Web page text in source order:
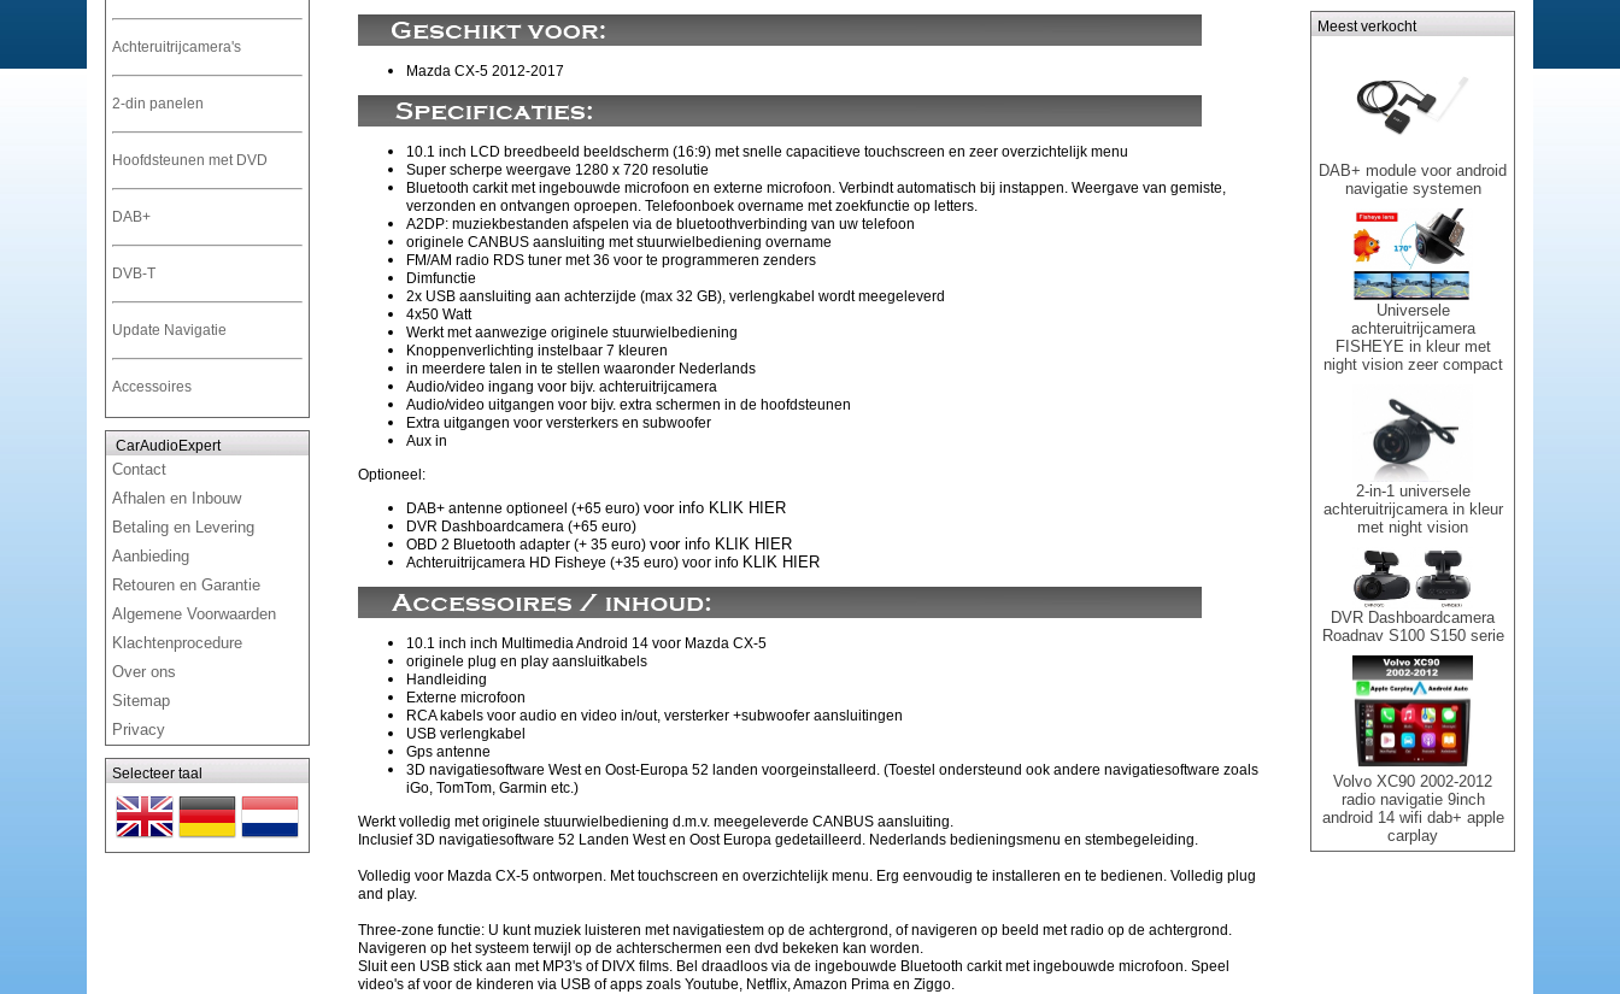
Achteruitrijcamera's
2-din panelen
Hoofdsteunen met DVD
DAB+
DVB-T
Update Navigatie
Accessoires
CarAudioExpert
Contact
Afhalen en Inbouw
Betaling en Levering
Aanbieding
Retouren en Garantie
Algemene Voorwaarden
Klachtenprocedure
Over ons
Sitemap
Privacy
Selecteer taal
Mazda CX-5 2012-2017
10.1 inch LCD breedbeeld beeldscherm (16:9) met snelle capacitieve touchscreen en zeer overzichtelijk menu
Super scherpe weergave 1280 x 720 resolutie
Bluetooth carkit met ingebouwde microfoon en externe microfoon. Verbindt automatisch bij instappen. Weergave van gemiste,
verzonden en ontvangen oproepen. Telefoonboek overname met zoekfunctie op letters.
A2DP: muziekbestanden afspelen via de bluetoothverbinding van uw telefoon
originele CANBUS aansluiting met stuurwielbediening overname
FM/AM radio RDS tuner met 36 voor te programmeren zenders
Dimfunctie
2x USB aansluiting aan achterzijde (max 32 GB), verlengkabel wordt meegeleverd
4x50 Watt
Werkt met aanwezige originele stuurwielbediening
Knoppenverlichting instelbaar 7 kleuren
in meerdere talen in te stellen waaronder Nederlands
Audio/video ingang voor bijv. achteruitrijcamera
Audio/video uitgangen voor bijv. extra schermen in de hoofdsteunen
Extra uitgangen voor versterkers en subwoofer
Aux in
Optioneel:
DAB+ antenne optioneel (+65 euro) voor info KLIK HIER
DVR Dashboardcamera (+65 euro)
OBD 2 Bluetooth adapter (+ 35 euro) voor info KLIK HIER
Achteruitrijcamera HD Fisheye (+35 euro) voor info KLIK HIER
10.1 inch inch Multimedia Android 14 voor Mazda CX-5
originele plug en play aansluitkabels
Handleiding
Externe microfoon
RCA kabels voor audio en video in/out, versterker +subwoofer aansluitingen
USB verlengkabel
Gps antenne
3D navigatiesoftware West en Oost-Europa 52 landen voorgeinstalleerd. (Toestel ondersteund ook andere navigatiesoftware zoals
iGo, TomTom, Garmin etc.)
Werkt volledig met originele stuurwielbediening d.m.v. meegeleverde CANBUS aansluiting.
Inclusief 3D navigatiesoftware 52 Landen West en Oost Europa gedetailleerd. Nederlands bedieningsmenu en stembegeleiding.
Volledig voor Mazda CX-5 ontworpen. Met touchscreen en overzichtelijk menu. Erg eenvoudig te installeren en te bedienen. Volledig plug
and play.
Three-zone functie: U kunt muziek luisteren met navigatiestem op de achtergrond, of navigeren op beeld met radio op de achtergrond.
Navigeren op het systeem terwijl op de achterschermen een dvd bekeken kan worden.
Sluit een USB stick aan met MP3's of DIVX films. Bel draadloos via de ingebouwde Bluetooth carkit met ingebouwde microfoon. Speel
video's af voor de kinderen via USB of apps zoals Youtube, Netflix, Amazon Prima en Ziggo.
Meest verkocht
DAB+ module voor android
navigatie systemen
Universele
achteruitrijcamera
FISHEYE in kleur met
night vision zeer compact
2-in-1 universele
achteruitrijcamera in kleur
met night vision
DVR Dashboardcamera
Roadnav S100 S150 serie
Volvo XC90 2002-2012
radio navigatie 9inch
android 14 wifi dab+ apple
carplay